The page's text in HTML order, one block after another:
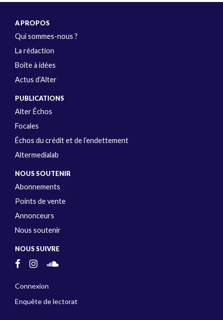
A PROPOS
Qui sommes-nous ?
La rédaction
Boîte à idées
Actus d’Alter
PUBLICATIONS
Alter Échos
Focales
Échos du crédit et de l’endettement
Altermedialab
NOUS SOUTENIR
Abonnements
Points de vente
Annonceurs
Nous soutenir
NOUS SUIVRE
Connexion
Enquête de lectorat